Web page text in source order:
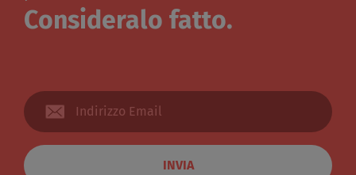
Consideralo fatto.
INVIA